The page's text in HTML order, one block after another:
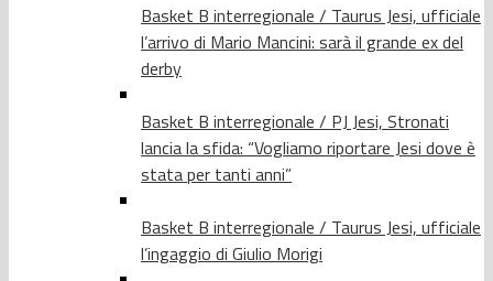
Basket B interregionale / Taurus Jesi, ufficiale
l’arrivo di Mario Mancini: sarà il grande ex del
derby
Basket B interregionale / PJ Jesi, Stronati
lancia la sfida: “Vogliamo riportare Jesi dove è
stata per tanti anni”
Basket B interregionale / Taurus Jesi, ufficiale
l’ingaggio di Giulio Morigi